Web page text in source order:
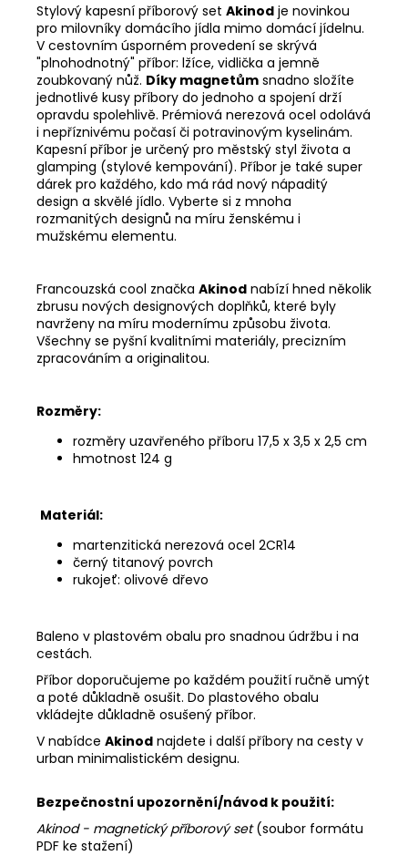
Stylový kapesní příborový set Akinod je novinkou
pro milovníky domácího jídla mimo domácí jídelnu.
V cestovním úsporném provedení se skrývá
"plnohodnotný" příbor: lžíce, vidlička a jemně
zoubkovaný nůž. Díky magnetům snadno složíte
jednotlivé kusy příbory do jednoho a spojení drží
opravdu spolehlivě. Prémiová nerezová ocel odolává
i nepříznivému počasí či potravinovým kyselinám.
Kapesní příbor je určený pro městský styl života a
glamping (stylové kempování). Příbor je také super
dárek pro každého, kdo má rád nový nápaditý
design a skvělé jídlo. Vyberte si z mnoha
rozmanitých designů na míru ženskému i
mužskému elementu.
Francouzská cool značka Akinod nabízí hned několik
zbrusu nových designových doplňků, které byly
navrženy na míru modernímu způsobu života.
Všechny se pyšní kvalitními materiály, precizním
zpracováním a originalitou.
Rozměry:
rozměry uzavřeného příboru 17,5 x 3,5 x 2,5 cm
hmotnost 124 g
Materiál:
martenzitická nerezová ocel 2CR14
černý titanový povrch
rukojeť: olivové dřevo
Baleno v plastovém obalu pro snadnou údržbu i na
cestách.
Příbor doporučujeme po každém použití ručně umýt
a poté důkladně osušit. Do plastového obalu
vkládejte důkladně osušený příbor.
V nabídce Akinod najdete i další příbory na cesty v
urban minimalistickém designu.
Bezpečnostní upozornění/návod k použití:
Akinod - magnetický příborový set (soubor formátu
PDF ke stažení)